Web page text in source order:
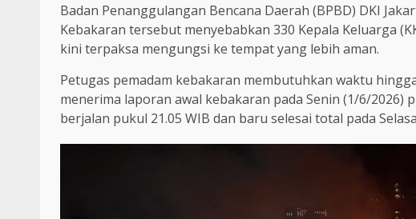
Badan Penanggulangan Bencana Daerah (BPBD) DKI
Kebakaran tersebut menyebabkan 330 Kepala Keluarga
kini terpaksa mengungsi ke tempat yang lebih aman.
Petugas pemadam kebakaran membutuhkan waktu
menerima laporan awal kebakaran pada Senin (1/6/2026)
berjalan pukul 21.05 WIB dan baru selesai total pada